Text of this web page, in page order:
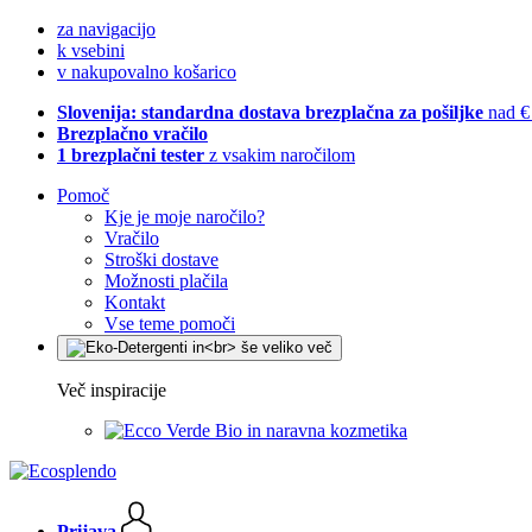
za navigacijo
k vsebini
v nakupovalno košarico
Slovenija: standardna dostava brezplačna za pošiljke nad
Brezplačno vračilo
1 brezplačni tester z vsakim naročilom
Pomoč
Kje je moje naročilo?
Vračilo
Stroški dostave
Možnosti plačila
Kontakt
Vse teme pomoči
Več inspiracije
Bio in naravna kozmetika